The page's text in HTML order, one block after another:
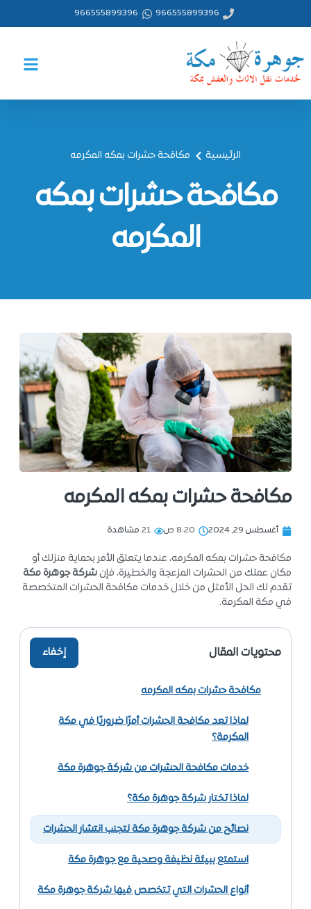
966555899396
966555899396
الرئيسية مكافحة حشرات بمكه المكرمه
مكافحة حشرات بمكه
المكرمه
مكافحة حشرات بمكه المكرمه
أغسطس 29, 2024 8:20 ص 21 مشاهدة
مكافحة حشرات بمكه المكرمه، عندما يتعلق الأمر بحماية منزلك أو
مكان عملك من الحشرات المزعجة والخطيرة، فإن شركة جوهرة مكة
تقدم لك الحل الأمثل من خلال خدمات مكافحة الحشرات المتخصصة
في مكة المكرمة.
محتويات المقال إخفاء
مكافحة حشرات بمكه المكرمه
لماذا تعد مكافحة الحشرات أمرًا ضروريًا في مكة
المكرمة؟
خدمات مكافحة الحشرات من شركة جوهرة مكة
لماذا تختار شركة جوهرة مكة؟
نصائح من شركة جوهرة مكة لتجنب انتشار الحشرات
استمتع ببيئة نظيفة وصحية مع جوهرة مكة
أنواع الحشرات التي تتخصص فيها شركة جوهرة مكة